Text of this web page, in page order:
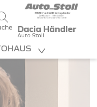
Dacia Händler
Auto Stoll